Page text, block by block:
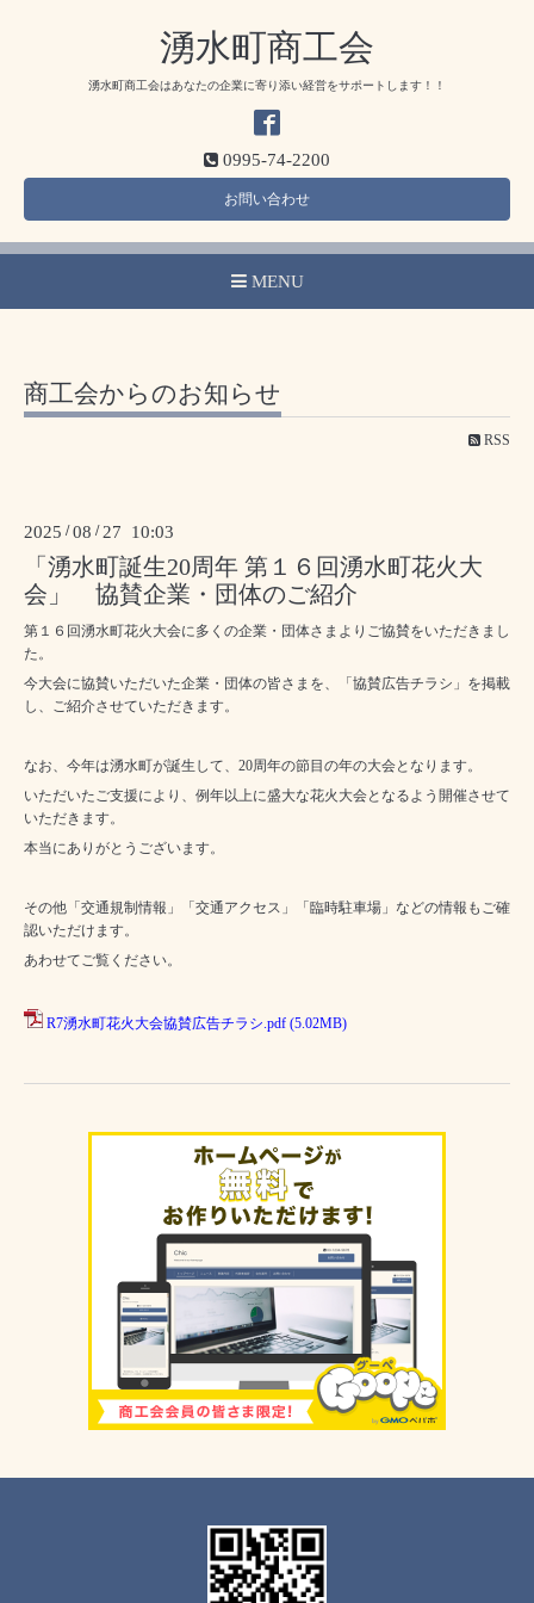
湧水町商工会
湧水町商工会はあなたの企業に寄り添い経営をサポートします！！
0995-74-2200
お問い合わせ
MENU
商工会からのお知らせ
RSS
2025 /08 / 27 10:03
「湧水町誕生20周年 第１６回湧水町花火大
会」 協賛企業・団体のご紹介
第１６回湧水町花火大会に多くの企業・団体さまよりご協賛をいただきまし
た。
今大会に協賛いただいた企業・団体の皆さまを、「協賛広告チラシ」を掲載
し、ご紹介させていただきます。
なお、今年は湧水町が誕生して、20周年の節目の年の大会となります。
いただいたご支援により、例年以上に盛大な花火大会となるよう開催させて
いただきます。
本当にありがとうございます。
その他「交通規制情報」「交通アクセス」「臨時駐車場」などの情報もご確
認いただけます。
あわせてご覧ください。
R7湧水町花火大会協賛広告チラシ.pdf (5.02MB)